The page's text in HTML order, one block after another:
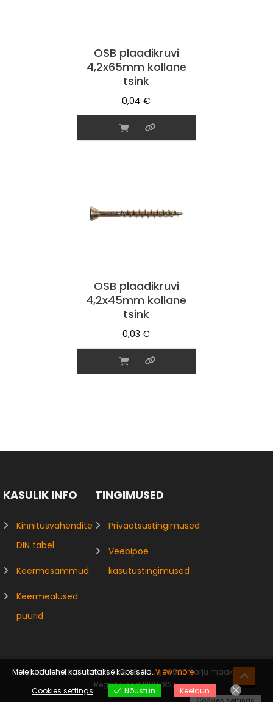
OSB plaadikruvi
4,2x65mm kollane
tsink
0,04€
OSB plaadikruvi
4,2x45mm kollane
tsink
0,03€
KASULIK INFO
Kinnitusvahendite
DIN tabel
Keermesammud
Keermealused
puurid
TINGIMUSED
Privaatsustingimused
Veebipoe
kasutustingimused
Saue Rauakaubad OÜ | Tule 48, Saue, 76505 Harju maakond |
Registrikood 12987827 |
Meie kodulehel kasutatakse küpsiseid.View more
Cookies settings
Nõustun Keeldun